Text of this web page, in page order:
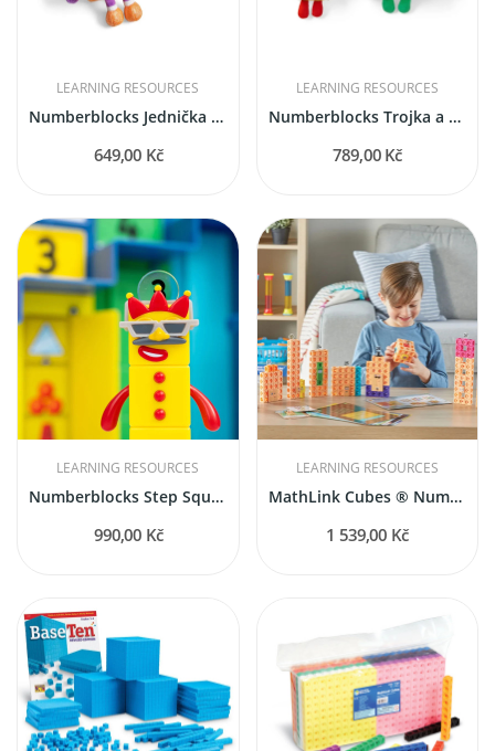
LEARNING RESOURCES
Numberblocks Jednička a Dvojka hraví kamarádi
649,00 Kč
LEARNING RESOURCES
Numberblocks Trojka a Čtyřka hraví kamarádi
789,00 Kč
LEARNING RESOURCES
Numberblocks Step Squad mise Velitelství
990,00 Kč
LEARNING RESOURCES
MathLink Cubes ® Numberblocks 21-30 Activity Set
1 539,00 Kč